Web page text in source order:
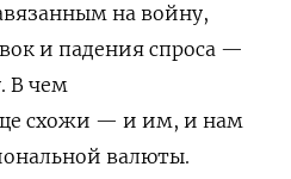
на войну,
и падения спроса —
В чем
схожи — и им, и нам
валюты.